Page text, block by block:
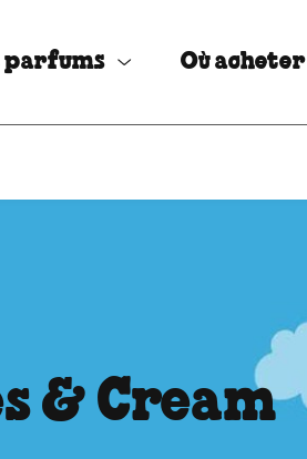
parfums Où acheter
& Cream